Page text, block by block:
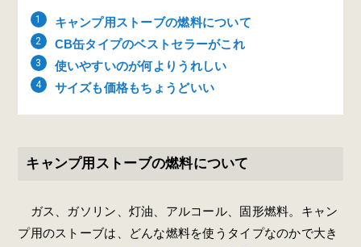
キャンプ用ストーブの燃料について
CB缶タイプのベストセラーがこれ
使いやすいのが何よりうれしい
サイズも価格もちょうどいい
キャンプ用ストーブの燃料について
ガス、ガソリン、灯油、アルコール、固形燃料。キャン
プ用のストーブは、どんな燃料を使うタイプなのかで大き